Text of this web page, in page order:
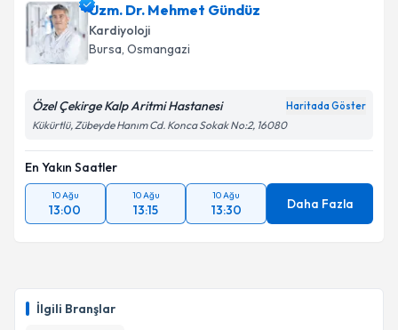
İlgili Branşlar
Uzm. Dr. Mehmet Gündüz
Kardiyoloji
Bursa, Osmangazi
Özel Çekirge Kalp Aritmi Hastanesi Haritada Göster
Kükürtlü, Zübeyde Hanım Cd. Konca Sokak No:2, 16080
En Yakın Saatler
10 Ağu
13:00
10 Ağu
13:15
10 Ağu
13:30 Daha Fazla